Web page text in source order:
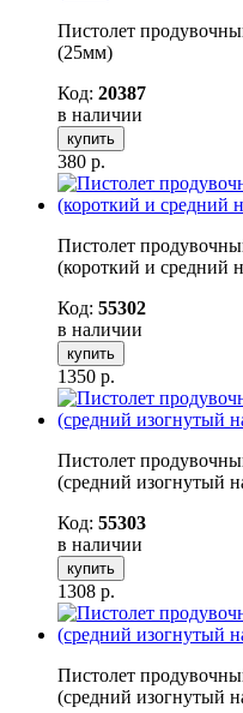
Пистолет
(25мм)
Код: 20387
в наличии
купить
380 р.
Пистолет
(короткий и
Код: 55302
в наличии
купить
1350 р.
Пистолет
(средний изогнутый
Код: 55303
в наличии
купить
1308 р.
Пистолет
(средний изогнутый